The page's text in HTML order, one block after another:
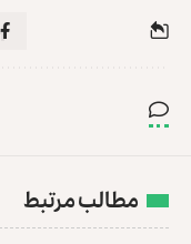
مطالب مرتبط